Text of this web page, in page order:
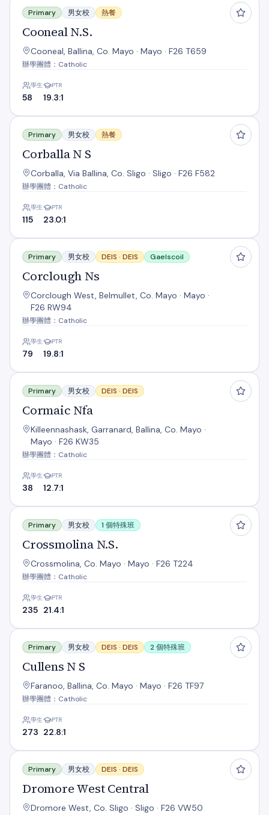
Primary 男女校 熱餐
Cooneal N.S.
Cooneal, Ballina, Co. Mayo · Mayo · F26 T659
辦學團體：Catholic
學生
58
PTR
19.3:1
Corballa N S
Primary 男女校 熱餐
Corballa N S
Corballa, Via Ballina, Co. Sligo · Sligo · F26 F582
辦學團體：Catholic
學生
115
PTR
23.0:1
Corclough Ns
Primary 男女校 DEIS · DEIS Gaelscoil
Corclough Ns
Corclough West, Belmullet, Co. Mayo · Mayo ·
F26 RW94
辦學團體：Catholic
學生
79
PTR
19.8:1
Cormaic Nfa
Primary 男女校 DEIS · DEIS
Cormaic Nfa
Killeennashask, Garranard, Ballina, Co. Mayo ·
Mayo · F26 KW35
辦學團體：Catholic
學生
38
PTR
12.7:1
Crossmolina N.S.
Primary 男女校 1 個特殊班
Crossmolina N.S.
Crossmolina, Co. Mayo · Mayo · F26 T224
辦學團體：Catholic
學生
235
PTR
21.4:1
Cullens N S
Primary 男女校 DEIS · DEIS 2 個特殊班
Cullens N S
Faranoo, Ballina, Co. Mayo · Mayo · F26 TF97
辦學團體：Catholic
學生
273
PTR
22.8:1
Dromore West Central
Primary 男女校 DEIS · DEIS
Dromore West Central
Dromore West, Co. Sligo · Sligo · F26 VW50